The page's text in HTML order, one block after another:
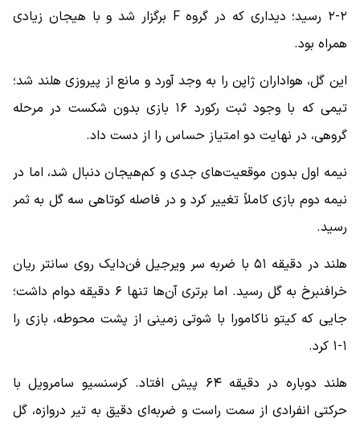
۲-۲ رسید؛ دیداری که در گروه F برگزار شد و با هیجان زیادی
همراه بود.
این گل، هواداران ژاپن را به وجد آورد و مانع از پیروزی هلند شد؛
تیمی که با وجود ثبت رکورد ۱۶ بازی بدون شکست در مرحله
گروهی، در نهایت دو امتیاز حساس را از دست داد.
نیمه اول بدون موقعیت‌های جدی و کم‌هیجان دنبال شد، اما در
نیمه دوم بازی کاملاً تغییر کرد و در فاصله کوتاهی سه گل به ثمر
رسید.
هلند در دقیقه ۵۱ با ضربه سر ویرجیل فن‌دایک روی سانتر ریان
خرافنبرخ به گل رسید. اما برتری آن‌ها تنها ۶ دقیقه دوام داشت؛
جایی که کیتو ناکامورا با شوتی زمینی از پشت محوطه، بازی را
۱-۱ کرد.
هلند دوباره در دقیقه ۶۴ پیش افتاد. کرسنسیو سامرویل با
حرکتی انفرادی از سمت راست و ضربه‌ای دقیق به تیر دروازه، گل